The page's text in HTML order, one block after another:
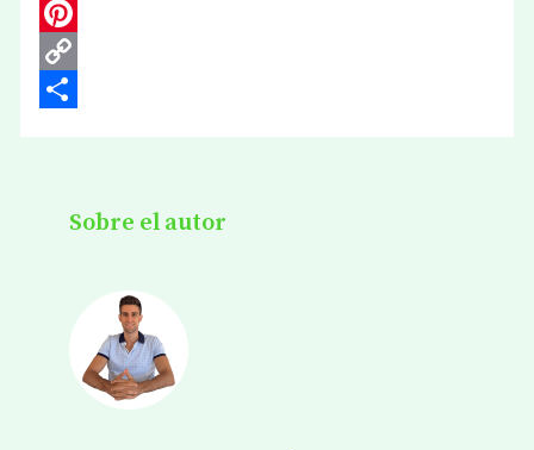
Google
Classroom
Pinterest
Copy
Sobre el autor